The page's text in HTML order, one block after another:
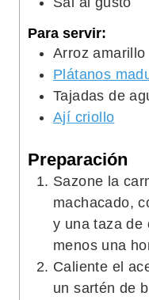
Para servir:
Arroz amarillo
Plátanos
Tajadas de
Ají criollo
Preparación
Sazone la
machacado,
y una taza de
menos una
Caliente el
un sartén de